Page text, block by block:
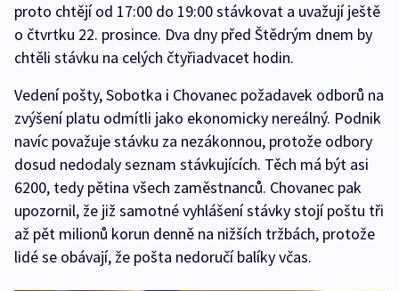
proto chtějí od 17:00 do 19:00 stávkovat a uvažují ještě
o čtvrtku 22. prosince. Dva dny před Štědrým dnem by
chtěli stávku na celých čtyřiadvacet hodin.
Vedení pošty, Sobotka i Chovanec požadavek odborů na
zvýšení platu odmítli jako ekonomicky nereálný. Podnik
navíc považuje stávku za nezákonnou, protože odbory
dosud nedodaly seznam stávkujících. Těch má být asi
6200, tedy pětina všech zaměstnanců. Chovanec pak
upozornil, že již samotné vyhlášení stávky stojí poštu tři
až pět milionů korun denně na nižších tržbách, protože
lidé se obávají, že pošta nedoručí balíky včas.